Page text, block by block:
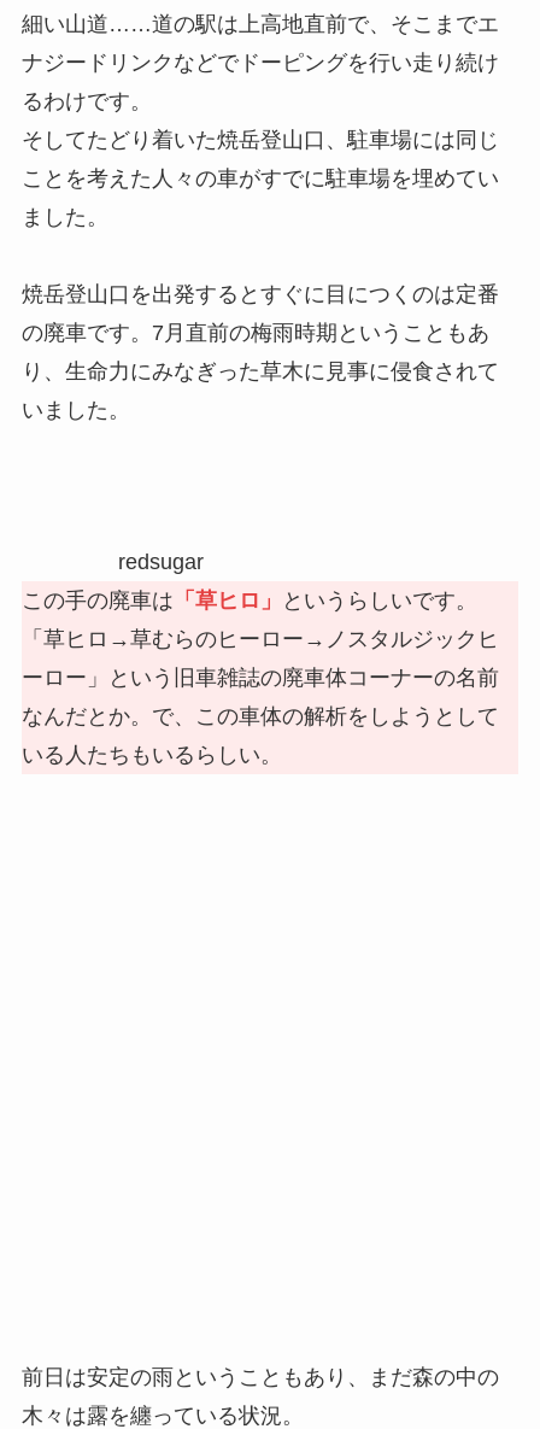
細い山道……道の駅は上高地直前で、そこまでエ
ナジードリンクなどでドーピングを行い走り続け
るわけです。
そしてたどり着いた焼岳登山口、駐車場には同じ
ことを考えた人々の車がすでに駐車場を埋めてい
ました。
焼岳登山口を出発するとすぐに目につくのは定番
の廃車です。7月直前の梅雨時期ということもあ
り、生命力にみなぎった草木に見事に侵食されて
いました。
redsugar
この手の廃車は 「草ヒロ」
というらしいです。
「草ヒロ→草むらのヒーロー→ノスタルジックヒ
ーロー」という旧車雑誌の廃車体コーナーの名前
なんだとか。で、この車体の解析をしようとして
いる人たちもいるらしい。
前日は安定の雨ということもあり、まだ森の中の
木々は露を纏っている状況。